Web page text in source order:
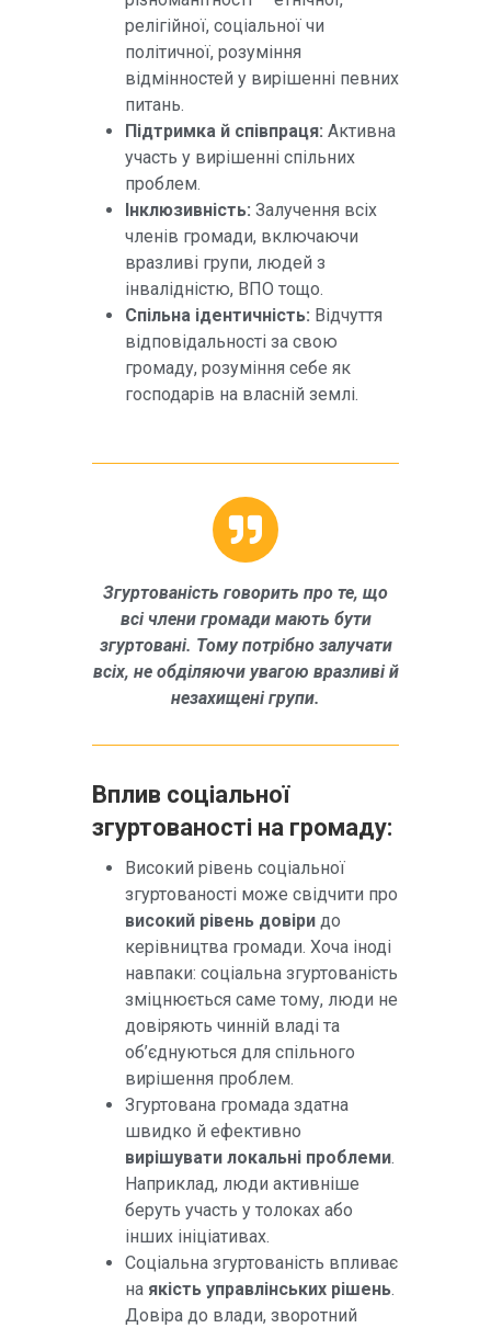
релігійної, соціальної чи
політичної, розуміння
відмінностей у вирішенні певних
питань.
Підтримка й співпраця: Активна
участь у вирішенні спільних
проблем.
Інклюзивність: Залучення всіх
членів громади, включаючи
вразливі групи, людей з
інвалідністю, ВПО тощо.
Спільна ідентичність: Відчуття
відповідальності за свою
громаду, розуміння себе як
господарів на власній землі.
Згуртованість говорить про те, що
всі члени громади мають бути
згуртовані. Тому потрібно залучати
всіх, не обділяючи увагою вразливі й
незахищені групи.
Вплив соціальної
згуртованості на громаду:
Високий рівень соціальної
згуртованості може свідчити про
високий рівень довіри до
керівництва громади. Хоча іноді
навпаки: соціальна згуртованість
зміцнюється саме тому, люди не
довіряють чинній владі та
об’єднуються для спільного
вирішення проблем.
Згуртована громада здатна
швидко й ефективно
вирішувати локальні проблеми.
Наприклад, люди активніше
беруть участь у толоках або
інших ініціативах.
Соціальна згуртованість впливає
на якість управлінських рішень.
Довіра до влади, зворотний